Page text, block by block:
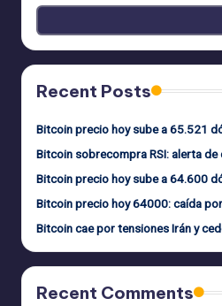
Recent Posts
Bitcoin precio hoy sube a 65.521
Bitcoin sobrecompra RSI: alerta
Bitcoin precio hoy sube a 64.600
Bitcoin precio hoy 64000: caída
Bitcoin cae por tensiones Irán y
Recent Comments